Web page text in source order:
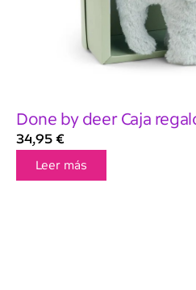
Done by deer Caja
34,95 €
Leer más